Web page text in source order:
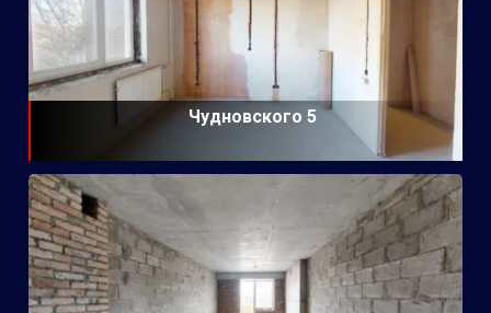
Чудновского 5